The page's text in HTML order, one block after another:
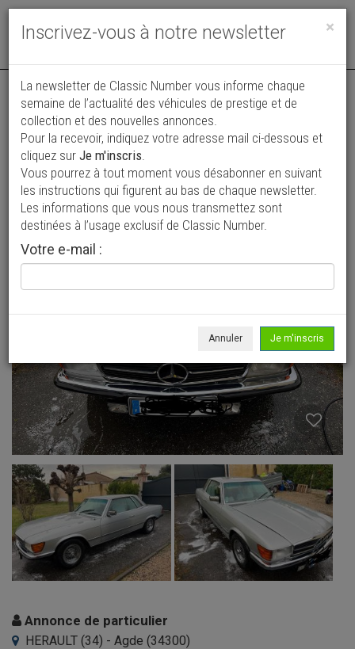
Toggle
Annonce actualisée le 09/08/2026 ( hier )
Mercedes-Benz SLC 350
23 000 €
1974 Coupé 135 000 km
Annonce de particulier
HERAULT (34) - Agde (34300)
×
Inscrivez-vous à notre newsletter
La newsletter de Classic Number vous informe chaque
semaine de l’actualité des véhicules de prestige et de
collection et des nouvelles annonces.
Pour la recevoir, indiquez votre adresse mail ci-dessous et
cliquez sur Je m'inscris.
Vous pourrez à tout moment vous désabonner en suivant
les instructions qui figurent au bas de chaque newsletter.
Les informations que vous nous transmettez sont
destinées à l’usage exclusif de Classic Number.
Votre e-mail :
Annuler Je m'inscris